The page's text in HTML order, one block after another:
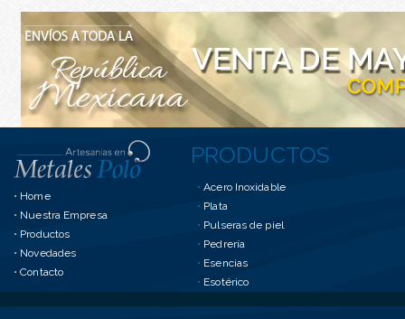
PRODUCTOS
• Home
• Nuestra Empresa
• Productos
• Novedades
• Contacto
• Acero Inoxidable
• Plata
• Pulseras de piel
• Pedrería
• Esencias
• Esotérico